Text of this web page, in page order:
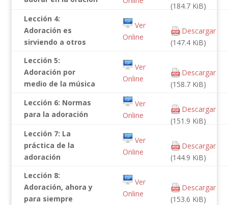
(184.7 KiB)
Lección 4:
Adoración es
sirviendo a otros
Ver
Online
Descargar
(147.4 KiB)
Lección 5:
Adoración por
medio de la música
Ver
Online
Descargar
(158.7 KiB)
Lección 6: Normas
para la adoración
Ver
Online
Descargar
(151.9 KiB)
Lección 7: La
práctica de la
adoración
Ver
Online
Descargar
(144.9 KiB)
Lección 8:
Adoración, ahora y
para siempre
Ver
Online
Descargar
(153.6 KiB)